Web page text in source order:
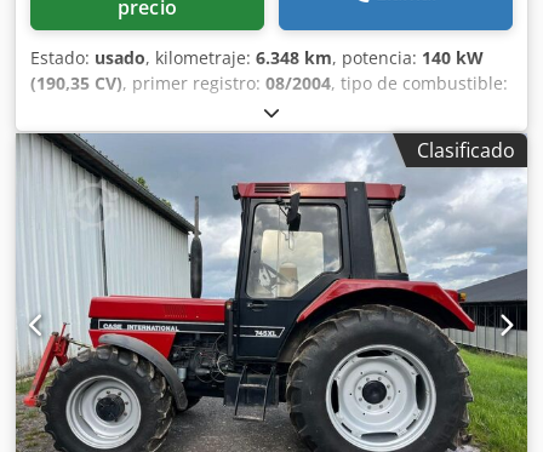
precio
Estado: usado, kilometraje: 6.348 km, potencia: 140 kW
(190,35 CV), primer registro: 08/2004, tipo de combustible:
2004
MXM190 / Samson Cisterna de Vacío 8000 L Año: 2004
Condición: Buena Dodpeynq Dbofx Airock Número de
serie: ACM231045 Ref. nº.: 8084 Fecha de matriculación:
CV: 190 Horas: 6348 Caja de cambios: Powershift total 19+6
Depósito de gasoil: 1 Capacidad del depósito: 400 L Radio:
? Asiento neumático: ? Frenos: Frenos de disco en baño de
aceite Tamaño de neumáticos: 600/65R25 + 650/75R38 -
520/70R34 Porcentaje de banda de rodadura restante: 60%
90% - 40% Caja de herramientas: ? Sistema hidráulico: ?
Fabricante de cisterna: Samson Capacidad de la cisterna:
8000 L Bomba de alta presión: 2 x HPP Caudal de alta
presión: 122 l/min - 130 bar Bomba de vacío: Samson
Mando a distancia: ?
Clasificado